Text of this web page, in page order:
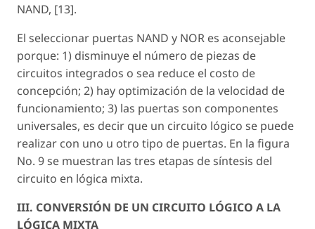
NAND, [13].
El seleccionar puertas NAND y NOR es aconsejable
porque: 1) disminuye el número de piezas de
circuitos integrados o sea reduce el costo de
concepción; 2) hay optimización de la velocidad de
funcionamiento; 3) las puertas son componentes
universales, es decir que un circuito lógico se puede
realizar con uno u otro tipo de puertas. En la figura
No. 9 se muestran las tres etapas de síntesis del
circuito en lógica mixta.
III. CONVERSIÓN DE UN CIRCUITO LÓGICO A LA
LÓGICA MIXTA